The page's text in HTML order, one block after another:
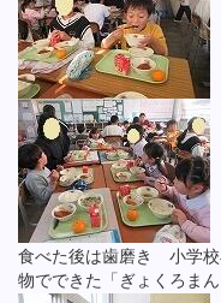
食べた後は歯磨き 小学校
物でできた「ぎょくろま